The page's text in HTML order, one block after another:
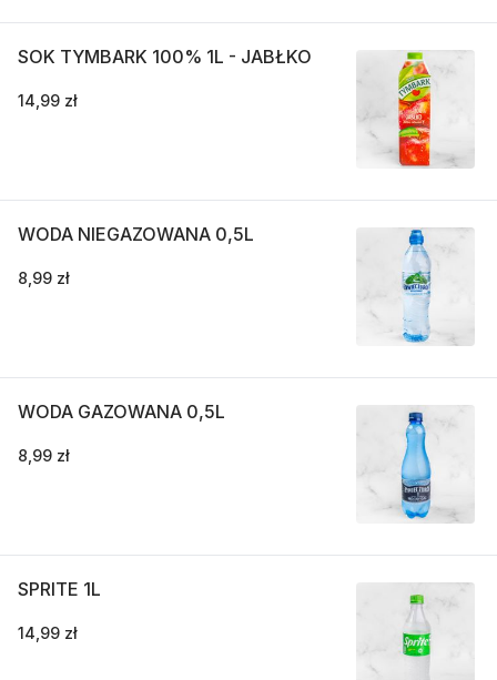
SOK TYMBARK 100% 1L - JABŁKO
14,99 zł
WODA NIEGAZOWANA 0,5L
8,99 zł
WODA GAZOWANA 0,5L
8,99 zł
SPRITE 1L
14,99 zł